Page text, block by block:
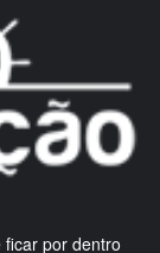
por dentro